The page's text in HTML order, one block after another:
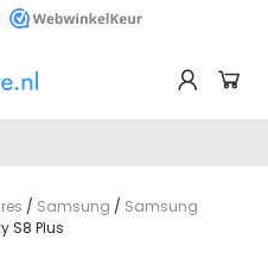
/ Samsung / Samsung
S8 Plus